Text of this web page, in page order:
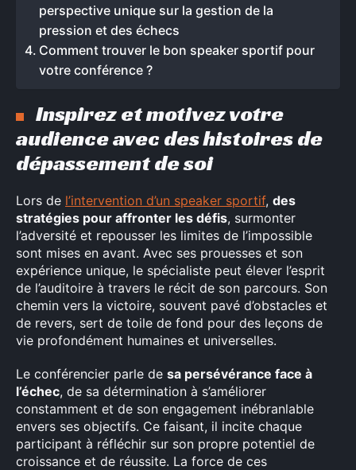
perspective unique sur la gestion de la
pression et des échecs
Comment trouver le bon speaker sportif pour
votre conférence ?
Inspirez et motivez votre
audience avec des histoires de
dépassement de soi
Lors de l’intervention d’un speaker sportif, des
stratégies pour affronter les défis, surmonter
l’adversité et repousser les limites de l’impossible
sont mises en avant. Avec ses prouesses et son
expérience unique, le spécialiste peut élever l’esprit
de l’auditoire à travers le récit de son parcours. Son
chemin vers la victoire, souvent pavé d’obstacles et
de revers, sert de toile de fond pour des leçons de
vie profondément humaines et universelles.
Le conférencier parle de sa persévérance face à
l’échec, de sa détermination à s’améliorer
constamment et de son engagement inébranlable
envers ses objectifs. Ce faisant, il incite chaque
participant à réfléchir sur son propre potentiel de
croissance et de réussite. La force de ces